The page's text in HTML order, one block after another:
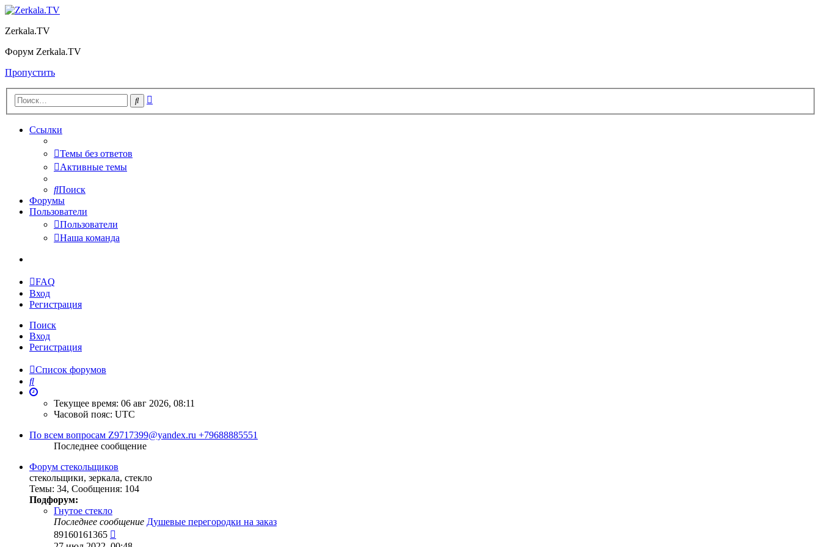
Zerkala.TV
Форум Zerkala.TV
Пропустить
Поиск
Ссылки
Темы без ответов
Активные темы
Поиск
Форумы
Пользователи
Пользователи
Наша команда
FAQ
Вход
Регистрация
Поиск
Вход
Регистрация
Список форумов
Поиск
Текущее время: 06 авг 2026, 08:11
Часовой пояс: UTC
По всем вопросам Z9717399@yandex.ru +79688885551
Последнее сообщение
Форум стекольщиков
стекольщики, зеркала, стекло
Темы: 34, Сообщения: 104
Подфорум:
Гнутое стекло
Последнее сообщение Душевые перегородки на заказ
89160161365
к